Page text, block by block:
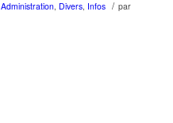
Administration, Divers, Infos / par